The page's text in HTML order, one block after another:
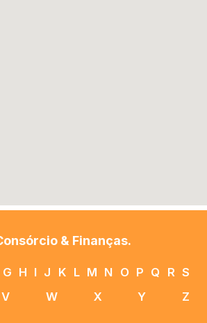
& Finanças.
G H I J K L M N O P Q R S
V W X Y Z